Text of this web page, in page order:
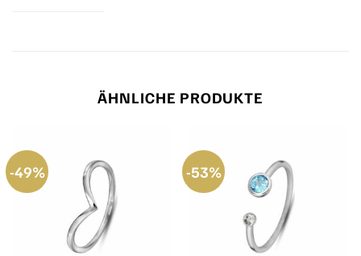
ÄHNLICHE PRODUKTE
-49% -53%